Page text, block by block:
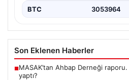
BTC 3053964
Son Eklenen Haberler
■MASAK’tan Ahbap Derneği
yaptı?